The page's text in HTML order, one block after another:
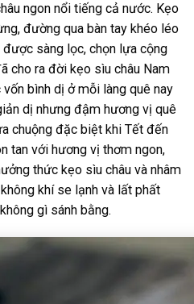
ngon nổi tiếng cả nước. Kẹo
đường qua bàn tay khéo léo
sàng lọc, chọn lựa cộng
cho ra đời kẹo sìu châu Nam
bình dị ở mỗi làng quê nay
dị nhưng đậm hương vị quê
chuộng đặc biệt khi Tết đến
tan với hương vị thơm ngon,
thức kẹo sìu châu và nhâm
khí se lạnh và lất phất
gì sánh bằng.